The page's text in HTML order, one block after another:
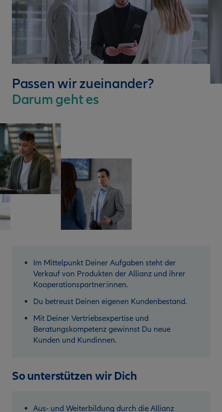
Passen wir zueinander?
Darum geht es
Im Mittelpunkt Deiner Aufgaben steht der
Verkauf von Produkten der Allianz und ihrer
Kooperationspartner:innen.
Du betreust Deinen eigenen Kundenbestand.
Mit Deiner Vertriebsexpertise und
Beratungskompetenz gewinnst Du neue
Kunden und Kundinnen.
So unterstützen wir Dich
Aus- und Weiterbildung durch die Allianz